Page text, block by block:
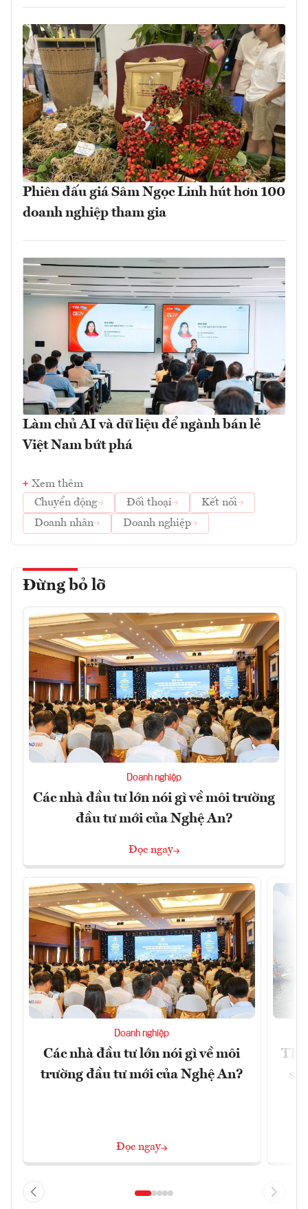
Phiên đấu giá Sâm Ngọc Linh hút hơn 100
doanh nghiệp tham gia
Làm chủ AI và dữ liệu để ngành bán lẻ
Việt Nam bứt phá
Xem thêm
Chuyển động
Đối thoại
Kết nối
Doanh nhân
Doanh nghiệp
Đừng bỏ lỡ
Doanh nghiệp
Các nhà đầu tư lớn nói gì về môi trường
đầu tư mới của Nghệ An?
Đọc ngay
Doanh nghiệp
Các nhà đầu tư lớn nói gì về môi
trường đầu tư mới của Nghệ An?
Đọc ngay